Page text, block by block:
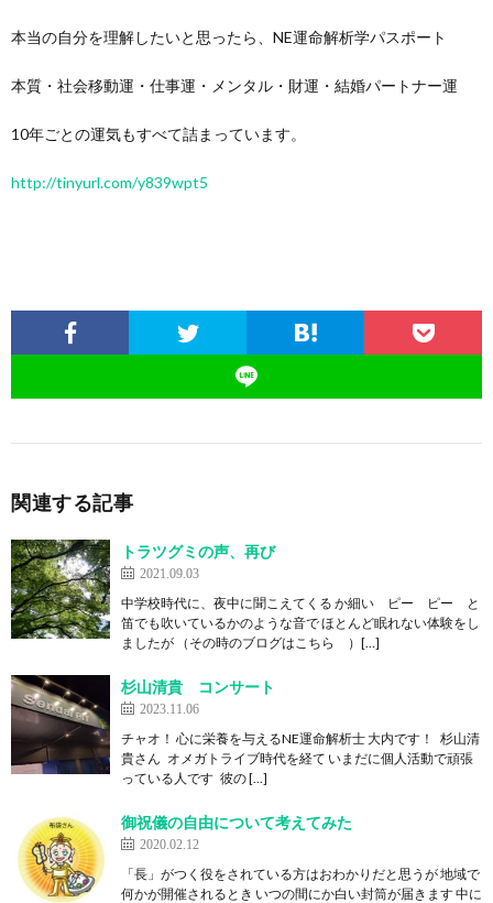
本当の自分を理解したいと思ったら、NE運命解析学パスポート
本質・社会移動運・仕事運・メンタル・財運・結婚パートナー運
10年ごとの運気もすべて詰まっています。
http://tinyurl.com/y839wpt5
関連する記事
トラツグミの声、再び
2021.09.03
中学校時代に、夜中に聞こえてくる か細い ピー ピー と
笛でも吹いているかのような音で ほとんど眠れない体験をし
ましたが （その時のブログはこちら ）[…]
杉山清貴 コンサート
2023.11.06
チャオ！ 心に栄養を与えるNE運命解析士 大内です！ 杉山清
貴さん オメガトライブ時代を経て いまだに個人活動で頑張
っている人です 彼の […]
御祝儀の自由について考えてみた
2020.02.12
「長」がつく役をされている方はおわかりだと思うが 地域で
何かが開催されるとき いつの間にか白い封筒が届きます 中に